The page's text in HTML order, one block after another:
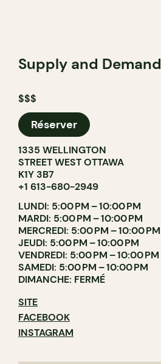
Supply and Demand
$$$
Réserver
1335 WELLINGTON
STREET WEST OTTAWA
K1Y 3B7
+1 613-680-2949
LUNDI: 5:00 PM – 10:00 PM
MARDI: 5:00 PM – 10:00 PM
MERCREDI: 5:00 PM – 10:00 PM
JEUDI: 5:00 PM – 10:00 PM
VENDREDI: 5:00 PM – 10:00 PM
SAMEDI: 5:00 PM – 10:00 PM
DIMANCHE: FERMÉ
SITE
FACEBOOK
INSTAGRAM